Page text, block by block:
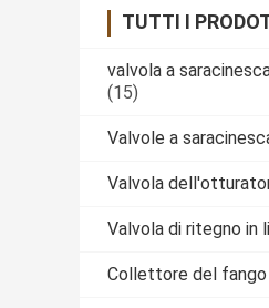
TUTTI I
valvola a
(15)
Valvole a
Valvola
Valvola di ritegno in
Collettore del fango